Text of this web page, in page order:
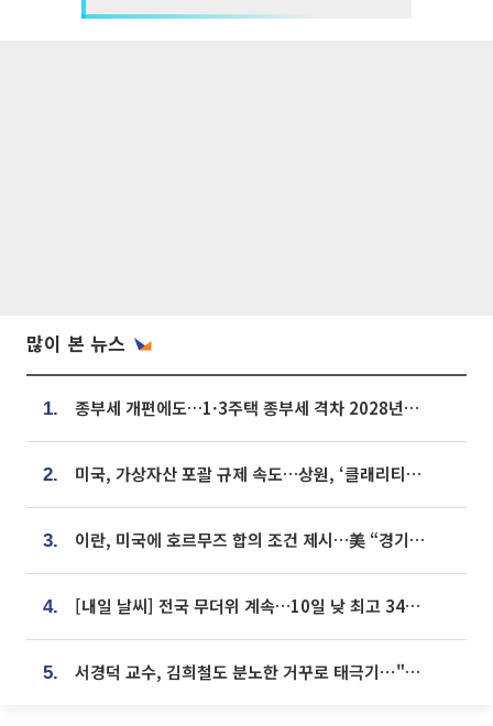
많이 본 뉴스
1. 종부세 개편에도…1·3주택 종부세 격차 2028년부터 확대
2. 미국, 가상자산 포괄 규제 속도…상원, ‘클래리티법’ 9월 절차투표 추진
3. 이란, 미국에 호르무즈 합의 조건 제시…美 “경기 아직 안 끝나” [종합]
4. [내일 날씨] 전국 무더위 계속…10일 낮 최고 34도 육박
5. 서경덕 교수, 김희철도 분노한 거꾸로 태극기⋯"엉터리는 아냐, 아쉬울 뿐"